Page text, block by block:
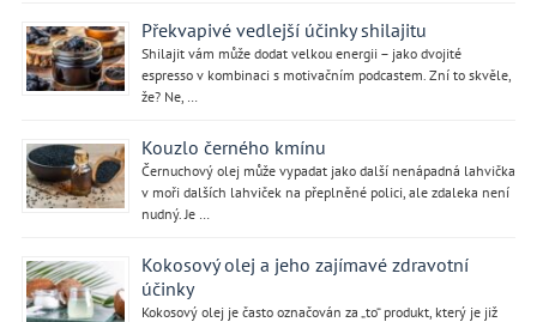
Překvapivé vedlejší účinky shilajitu
Shilajit vám může dodat velkou energii – jako dvojité
espresso v kombinaci s motivačním podcastem. Zní to skvěle,
že? Ne, …
Kouzlo černého kmínu
Černuchový olej může vypadat jako další nenápadná lahvička
v moři dalších lahviček na přeplněné polici, ale zdaleka není
nudný. Je …
Kokosový olej a jeho zajímavé zdravotní
účinky
Kokosový olej je často označován za „to“ produkt, který je již